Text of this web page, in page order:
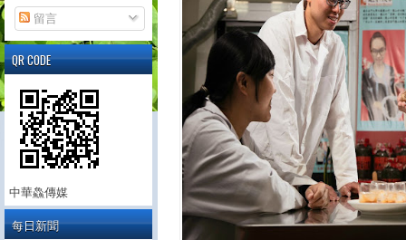
留言
QR CODE
中華鱻傳媒
每日新聞